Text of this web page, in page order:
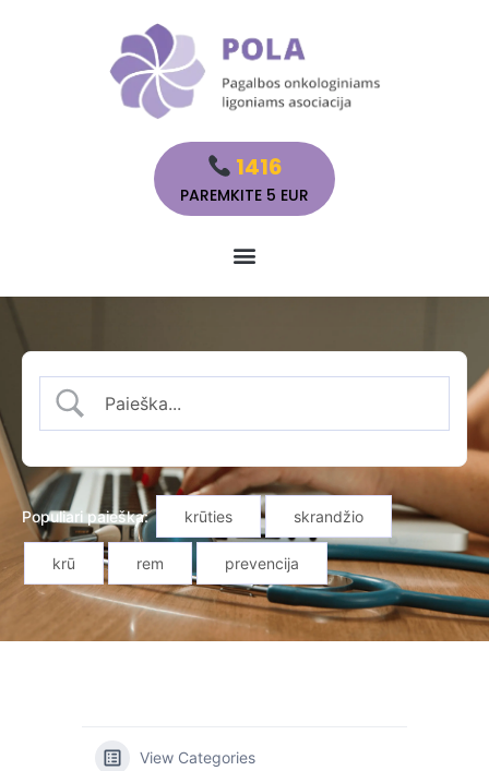
1416
PAREMKITE 5 EUR
Populiari paieška: krūties skrandžio
krū rem prevencija
View Categories